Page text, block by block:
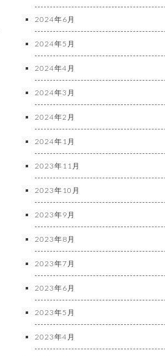
2024年6月
2024年5月
2024年4月
2024年3月
2024年2月
2024年1月
2023年11月
2023年10月
2023年9月
2023年8月
2023年7月
2023年6月
2023年5月
2023年4月